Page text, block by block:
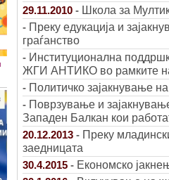
29.11.2010 - Школа за
- Преку едукација и
граѓанство
- Институционална
ЖГИ АНТИКО во рамките
- Политичко зајакнување
- Поврзување и
Западен Балкан кои
20.12.2013 - Преку
заедницата
30.4.2015 - Економско